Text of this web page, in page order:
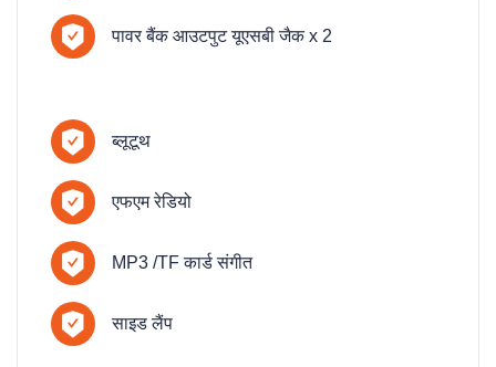
पावर बैंक आउटपुट यूएसबी जैक x 2
ब्लूटूथ
एफएम रेडियो
MP3 /TF कार्ड संगीत
साइड लैंप